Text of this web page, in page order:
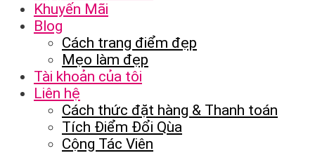
Khuyến Mãi
Blog
Cách trang điểm đẹp
Mẹo làm đẹp
Tài khoản của tôi
Liên hệ
Cách thức đặt hàng & Thanh toán
Tích Điểm Đổi Qùa
Cộng Tác Viên